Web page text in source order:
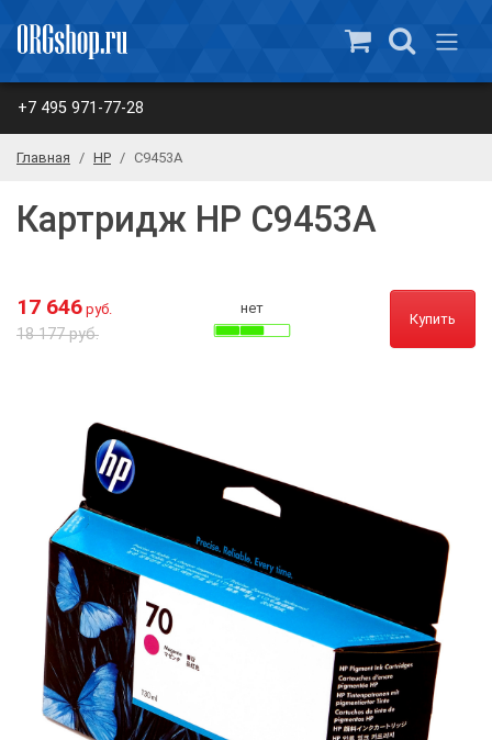
+7 495 971-77-28
Главная HP C9453A
Картридж HP C9453A
17 646 руб.
18 177 руб.
нет
Купить